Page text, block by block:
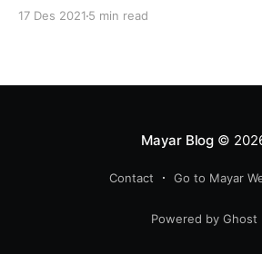
17 Des 2021 5 min read
Mayar Blog©
Contact Go to Mayar
Powered by Ghost